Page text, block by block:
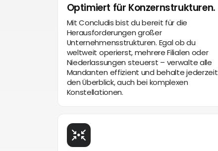
Optimiert für Konzernstrukturen.
Mit Concludis bist du bereit für die
Herausforderungen großer
Unternehmensstrukturen. Egal ob du
weltweit operierst, mehrere Filialen oder
Niederlassungen steuerst – verwalte alle
Mandanten effizient und behalte jederzeit
den Überblick, auch bei komplexen
Konstellationen.